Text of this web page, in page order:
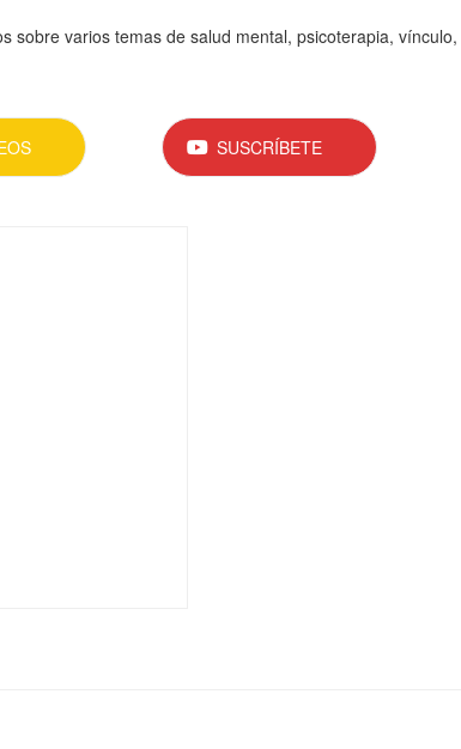
sobre varios temas de salud mental, psicoterapia,
SUSCRÍBETE